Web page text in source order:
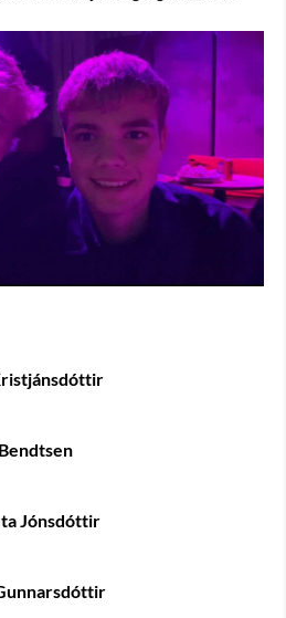
Jónsdóttir